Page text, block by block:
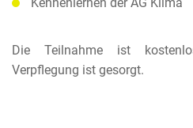
Die Teilnahme ist
Verpflegung ist gesorgt.